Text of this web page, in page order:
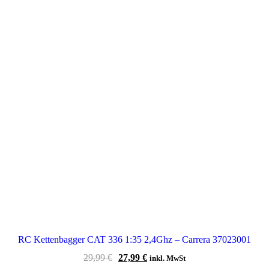
RC Kettenbagger CAT 336 1:35 2,4Ghz – Carrera 37023001
29,99€ Ursprünglicher
27,99 €Aktueller
inkl. MwSt